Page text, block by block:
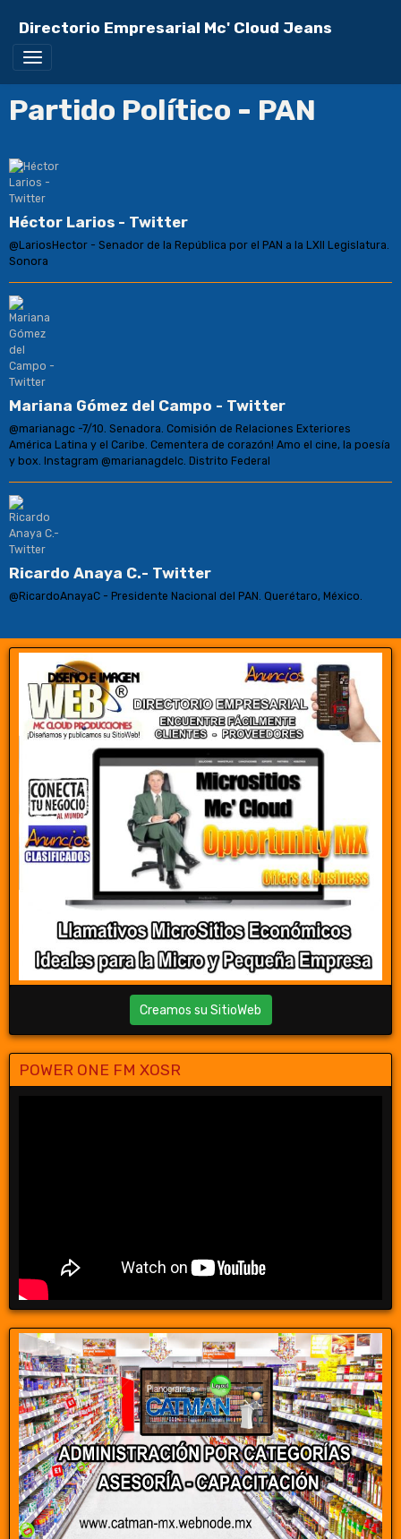
Directorio Empresarial Mc' Cloud Jeans
Partido Político - PAN
Héctor Larios - Twitter
@LariosHector - Senador de la República por el PAN a la LXII Legislatura.
Sonora
Mariana Gómez del Campo - Twitter
@marianagc -7/10. Senadora. Comisión de Relaciones Exteriores
América Latina y el Caribe. Cementera de corazón! Amo el cine, la poesía
y box. Instagram @marianagdelc. Distrito Federal
Ricardo Anaya C.- Twitter
@RicardoAnayaC - Presidente Nacional del PAN. Querétaro, México.
Creamos su SitioWeb
POWER ONE FM XOSR